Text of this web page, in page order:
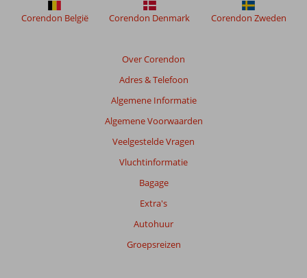
de
Over Corendon
Adres & Telefoon
Algemene Informatie
Algemene Voorwaarden
Veelgestelde Vragen
Vluchtinformatie
Bagage
Extra's
Autohuur
Groepsreizen
Corendon België Corendon Denmark Corendon Zweden